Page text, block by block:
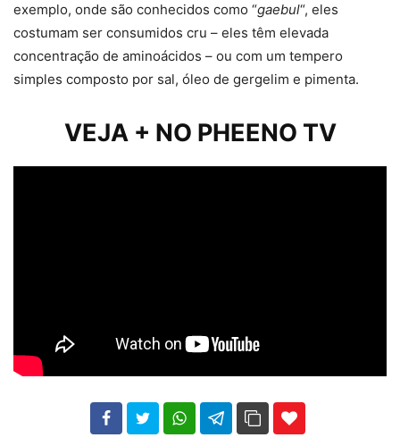
exemplo, onde são conhecidos como “gaebul“, eles
costumam ser consumidos cru – eles têm elevada
concentração de aminoácidos – ou com um tempero
simples composto por sal, óleo de gergelim e pimenta.
VEJA + NO PHEENO TV
102 35